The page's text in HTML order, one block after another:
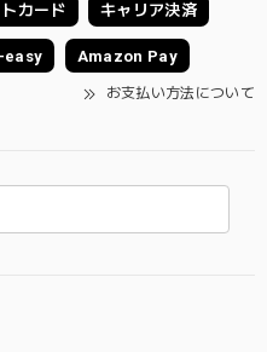
カード キャリア決済
easy Amazon Pay
お支払い方法について